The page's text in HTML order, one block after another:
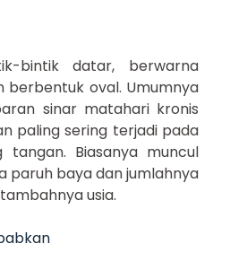
bintik datar, berwarna
oval. Umumnya
sinar matahari kronis
paling sering terjadi pada
tangan. Biasanya muncul
paruh baya dan jumlahnya
usia.